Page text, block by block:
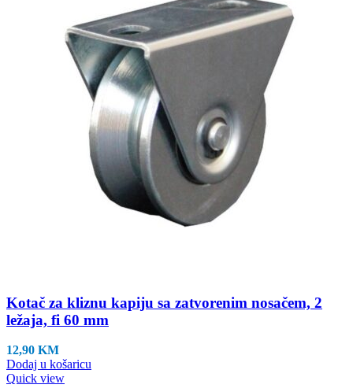
Kotač za kliznu kapiju sa zatvorenim nosačem, 2
ležaja, fi 60 mm
12,90 KM
Dodaj u košaricu
Quick view